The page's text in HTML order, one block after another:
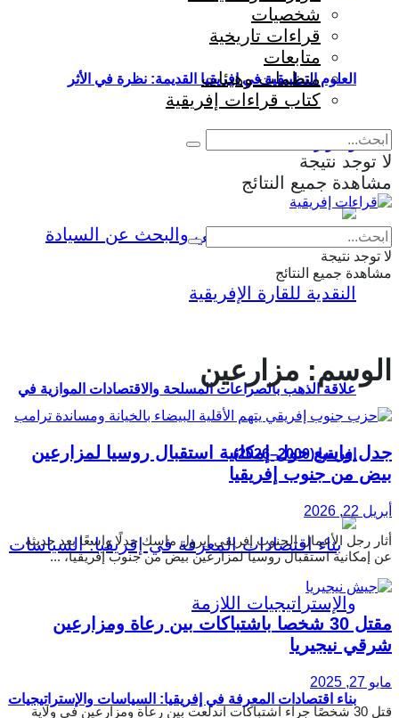
العلوم التطبيقية في إفريقيا القديمة: نظرة في الأثر
والمؤثرات
علاقة الذهب بالصراعات المسلحة والاقتصادات الموازية في
إفريقيا (2000–2026)
بناء اقتصادات المعرفة في إفريقيا: السياسات والإستراتيجيات
شخصيات
قراءات تاريخية
متابعات
منظمات وهيئات
كتاب قراءات إفريقية
لا توجد نتيجة
مشاهدة جميع النتائج
لا توجد نتيجة
مشاهدة جميع النتائج
الوسم: مزارعين
جدل واسع حول إمكانية استقبال روسيا لمزارعين
بيض من جنوب إفريقيا
أبريل 22, 2026
أثار رجل الأعمال الجنوب إفريقي إيرول ماسك جدلًا واسعًا بعد حديثه
عن إمكانية استقبال روسيا لمزارعين بيض من جنوب إفريقيا، ...
مقتل 30 شخصا باشتباكات بين رعاة ومزارعين
شرقي نيجيريا
مايو 27, 2025
قتل 30 شخصًا جراء اشتباكات اندلعت بين رعاة ومزارعين في ولاية